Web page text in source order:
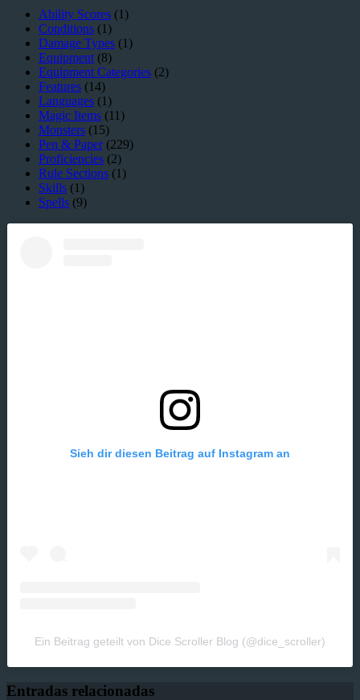
Ability Scores (1)
Conditions (1)
Damage Types (1)
Equipment (8)
Equipment Categories (2)
Features (14)
Languages (1)
Magic Items (11)
Monsters (15)
Pen & Paper(229)
Proficiencies (2)
Rule Sections (1)
Skills (1)
Spells (9)
Sieh dir diesen Beitrag auf Instagram an
Ein Beitrag geteilt von Dice Scroller Blog (@dice_scroller)
Entradas relacionadas